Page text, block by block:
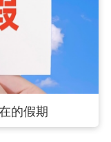
的假期